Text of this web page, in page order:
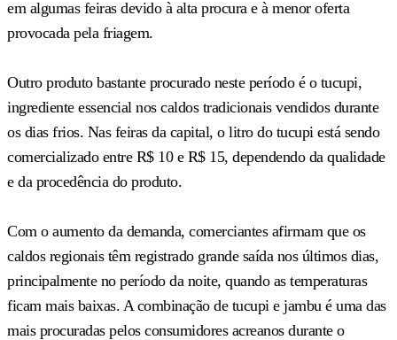
em algumas feiras devido à alta procura e à menor oferta
provocada pela friagem.
Outro produto bastante procurado neste período é o tucupi,
ingrediente essencial nos caldos tradicionais vendidos durante
os dias frios. Nas feiras da capital, o litro do tucupi está sendo
comercializado entre R$ 10 e R$ 15, dependendo da qualidade
e da procedência do produto.
Com o aumento da demanda, comerciantes afirmam que os
caldos regionais têm registrado grande saída nos últimos dias,
principalmente no período da noite, quando as temperaturas
ficam mais baixas. A combinação de tucupi e jambu é uma das
mais procuradas pelos consumidores acreanos durante o